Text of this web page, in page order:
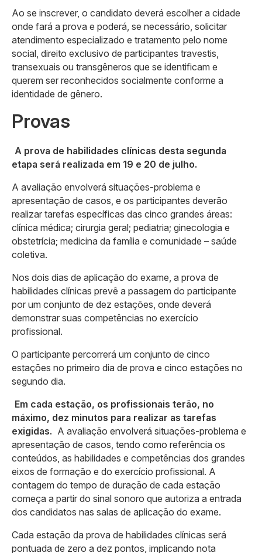
Ao se inscrever, o candidato deverá escolher a cidade
onde fará a prova e poderá, se necessário, solicitar
atendimento especializado e tratamento pelo nome
social, direito exclusivo de participantes travestis,
transexuais ou transgêneros que se identificam e
querem ser reconhecidos socialmente conforme a
identidade de gênero.
Provas
A prova de habilidades clínicas desta segunda
etapa será realizada em 19 e 20 de julho.
A avaliação envolverá situações-problema e
apresentação de casos, e os participantes deverão
realizar tarefas específicas das cinco grandes áreas:
clínica médica; cirurgia geral; pediatria; ginecologia e
obstetrícia; medicina da família e comunidade – saúde
coletiva.
Nos dois dias de aplicação do exame, a prova de
habilidades clínicas prevê a passagem do participante
por um conjunto de dez estações, onde deverá
demonstrar suas competências no exercício
profissional.
O participante percorrerá um conjunto de cinco
estações no primeiro dia de prova e cinco estações no
segundo dia.
Em cada estação, os profissionais terão, no
máximo, dez minutos para realizar as tarefas
exigidas. A avaliação envolverá situações-problema e
apresentação de casos, tendo como referência os
conteúdos, as habilidades e competências dos grandes
eixos de formação e do exercício profissional. A
contagem do tempo de duração de cada estação
começa a partir do sinal sonoro que autoriza a entrada
dos candidatos nas salas de aplicação do exame.
Cada estação da prova de habilidades clínicas será
pontuada de zero a dez pontos, implicando nota